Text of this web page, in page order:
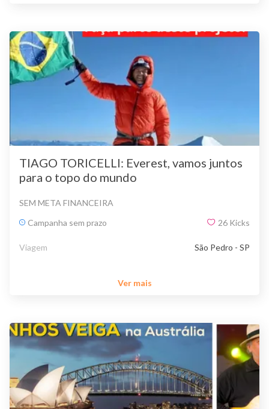
TIAGO TORICELLI: Everest, vamos juntos
para o topo do mundo
SEM META FINANCEIRA
Campanha sem prazo
26 Kicks
Viagem São Pedro - SP
Ver mais